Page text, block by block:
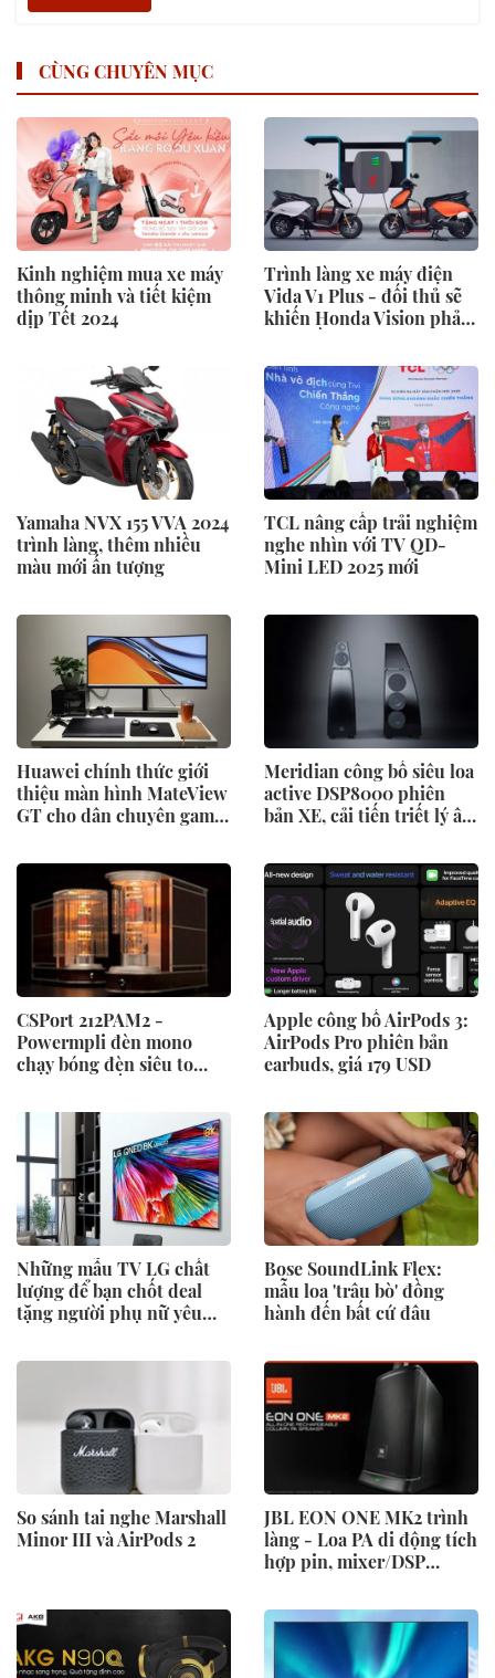
CÙNG CHUYÊN MỤC
Kinh nghiệm mua xe máy
thông minh và tiết kiệm
dịp Tết 2024
Trình làng xe máy điện
Vida V1 Plus - đối thủ sẽ
khiến Honda Vision phải
Yamaha NVX 155 VVA 2024
trình làng, thêm nhiều
màu mới ấn tượng
TCL nâng cấp trải nghiệm
nghe nhìn với TV QD-
Mini LED 2025 mới
Huawei chính thức giới
thiệu màn hình MateView
GT cho dân chuyên game
Meridian công bố siêu loa
active DSP8000 phiên
bản XE, cải tiến triết lý âm
CSPort 212PAM2 -
Powermpli đèn mono
chạy bóng đèn siêu to
dàn tụ
Apple công bố AirPods 3:
AirPods Pro phiên bản
earbuds, giá 179 USD
Những mẫu TV LG chất
lượng để bạn chốt deal
tặng người phụ nữ yêu
Bose SoundLink Flex:
mẫu loa 'trâu bò' đồng
hành đến bất cứ đâu
So sánh tai nghe Marshall
Minor III và AirPods 2
JBL EON ONE MK2 trình
làng - Loa PA di động tích
hợp pin, mixer/DSP
mong đợi nhất trong năm